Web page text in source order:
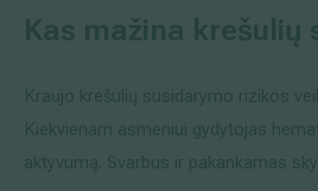
Kas mažina krešulių
Kraujo krešulių susidarymo rizikos
Kiekvienam asmeniui gydytojas
aktyvumą. Svarbus ir pakankamas